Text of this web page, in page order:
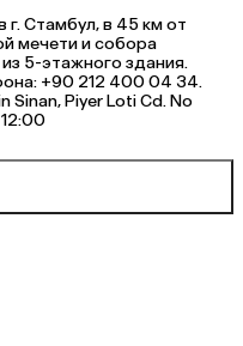
Стамбул, в 45 км от
мечети и собора
5-этажного здания.
+90 212 400 04 34.
Sinan, Piyer Loti Cd. No